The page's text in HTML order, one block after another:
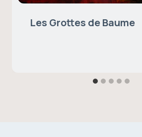
Les Grottes de Baume